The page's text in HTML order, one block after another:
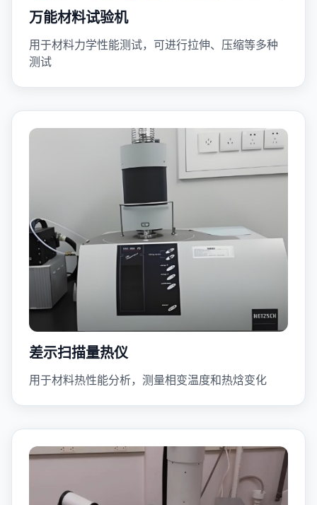
万能材料试验机
用于材料力学性能测试，可进行拉伸、压缩等多种
测试
差示扫描量热仪
用于材料热性能分析，测量相变温度和热焓变化